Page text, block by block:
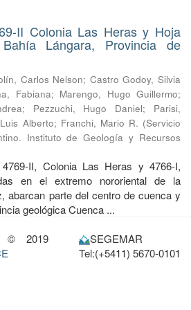
II Colonia Las Heras y Hoja
Lángara, Provincia de
Carlos Nelson; Castro Godoy, Silvia
Fabiana; Marengo, Hugo Guillermo;
; Pezzuchi, Hugo Daniel; Parisi,
Alberto; Franchi, Mario R. (Servicio
Instituto de Geología y Recursos
II, Colonia Las Heras y 4766-I,
en el extremo nororiental de la
abarcan parte del centro de cuenca y
geológica Cuenca ...
© 2019
SEGEMAR
Tel:(+5411) 5670-0101